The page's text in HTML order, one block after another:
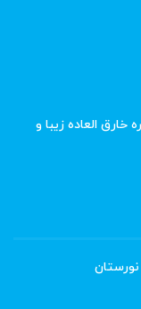
خارق العاده زیبا و